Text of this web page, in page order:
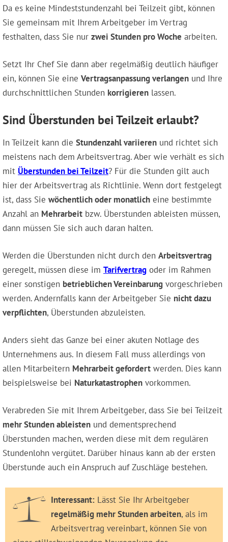
Da es keine Mindeststundenzahl bei Teilzeit gibt, können
Sie gemeinsam mit Ihrem Arbeitgeber im Vertrag
festhalten, dass Sie nur zwei Stunden pro Woche arbeiten.
Setzt Ihr Chef Sie dann aber regelmäßig deutlich häufiger
ein, können Sie eine Vertragsanpassung verlangen und Ihre
durchschnittlichen Stunden korrigieren lassen.
Sind Überstunden bei Teilzeit erlaubt?
In Teilzeit kann die Stundenzahl variieren und richtet sich
meistens nach dem Arbeitsvertrag. Aber wie verhält es sich
mit Überstunden bei Teilzeit? Für die Stunden gilt auch
hier der Arbeitsvertrag als Richtlinie. Wenn dort festgelegt
ist, dass Sie wöchentlich oder monatlich eine bestimmte
Anzahl an Mehrarbeit bzw. Überstunden ableisten müssen,
dann müssen Sie sich auch daran halten.
Werden die Überstunden nicht durch den Arbeitsvertrag
geregelt, müssen diese im Tarifvertrag oder im Rahmen
einer sonstigen betrieblichen Vereinbarung vorgeschrieben
werden. Andernfalls kann der Arbeitgeber Sie nicht dazu
verpflichten, Überstunden abzuleisten.
Anders sieht das Ganze bei einer akuten Notlage des
Unternehmens aus. In diesem Fall muss allerdings von
allen Mitarbeitern Mehrarbeit gefordert werden. Dies kann
beispielsweise bei Naturkatastrophen vorkommen.
Verabreden Sie mit Ihrem Arbeitgeber, dass Sie bei Teilzeit
mehr Stunden ableisten und dementsprechend
Überstunden machen, werden diese mit dem regulären
Stundenlohn vergütet. Darüber hinaus kann ab der ersten
Überstunde auch ein Anspruch auf Zuschläge bestehen.
Interessant: Lässt Sie Ihr Arbeitgeber
regelmäßig mehr Stunden arbeiten, als im
Arbeitsvertrag vereinbart, können Sie von